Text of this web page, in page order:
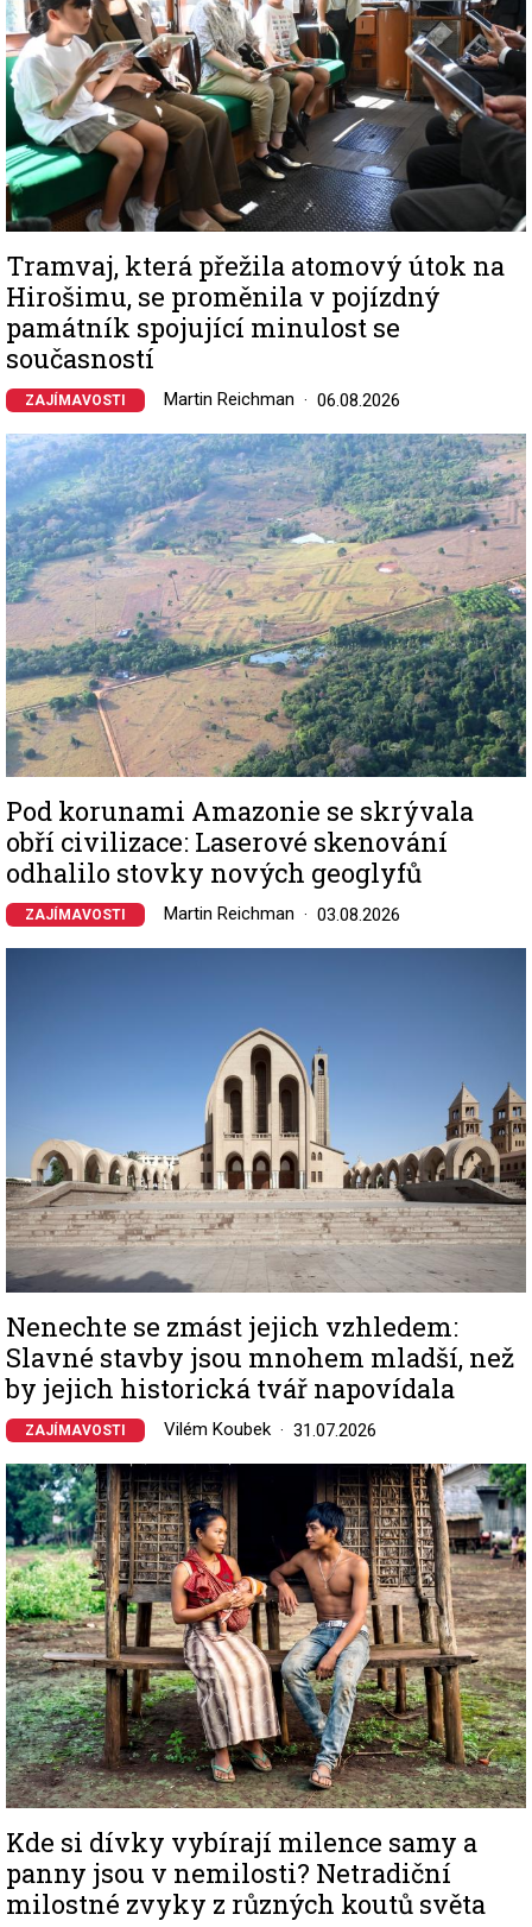
Tramvaj, která přežila atomový útok na
Hirošimu, se proměnila v pojízdný
památník spojující minulost se
současností
ZAJÍMAVOSTI Martin Reichman 06.08.2026
Image
Pod korunami Amazonie se skrývala
obří civilizace: Laserové skenování
odhalilo stovky nových geoglyfů
ZAJÍMAVOSTI Martin Reichman 03.08.2026
Nenechte se zmást jejich vzhledem:
Slavné stavby jsou mnohem mladší, než
by jejich historická tvář napovídala
ZAJÍMAVOSTI Vilém Koubek 31.07.2026
Image
Kde si dívky vybírají milence samy a
panny jsou v nemilosti? Netradiční
milostné zvyky z různých koutů světa